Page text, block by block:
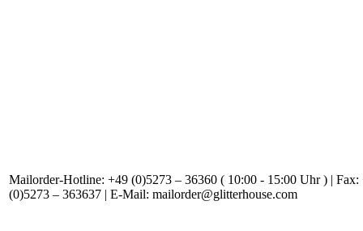
Mailorder-Hotline: +49 (0)5273 – 36360 ( 10:00 - 15:00 Uhr ) | Fax:
(0)5273 – 363637 | E-Mail: mailorder@glitterhouse.com